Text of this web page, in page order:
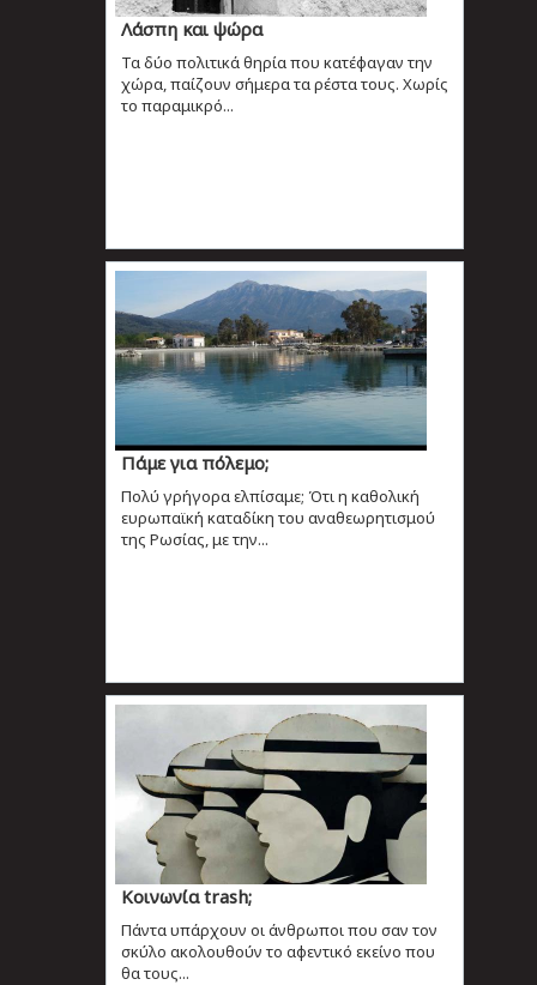
Λάσπη και ψώρα
Τα δύο πολιτικά θηρία που κατέφαγαν την
χώρα, παίζουν σήμερα τα ρέστα τους. Χωρίς
το παραμικρό...
Πάμε για πόλεμο;
Πολύ γρήγορα ελπίσαμε; Ότι η καθολική
ευρωπαϊκή καταδίκη του αναθεωρητισμού
της Ρωσίας, με την...
Κοινωνία trash;
Πάντα υπάρχουν οι άνθρωποι που σαν τον
σκύλο ακολουθούν το αφεντικό εκείνο που
θα τους...